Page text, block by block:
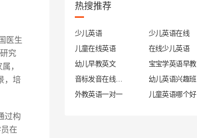
医生
究
，
，培
过构
在
热搜推荐
少儿英语
少儿英语在线
儿童在线英语
在线少儿英语
幼儿早教英文
宝宝学英语早教
幼儿英语兴趣班
外教英语一对一
儿童英语哪个好